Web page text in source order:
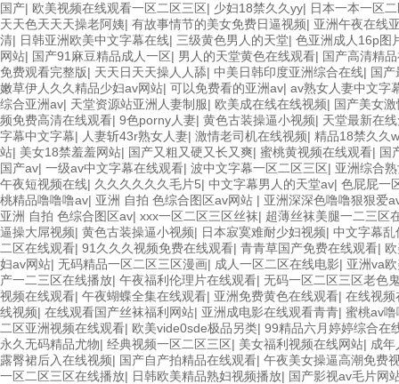
国产| 欧美视频在线观看一区二区三区| 少妇18禁久久yy| 日本一本一区
天天色天天天操老阿姨| 有故事情节的美女免费日逼视频| 亚洲午夜在线
清| 日韩亚洲欧美中文字幕在线| 三级黄色男人的天堂| 色亚洲成人16p图
网站| 国产91麻豆精品成人一区| 男人的天堂黄色在线观看| 国产高清精
免费观看完整版| 天天日天天操人人舔| 中美日韩印度亚洲综合在线| 国
嫩草伊人久久精品少妇av网站| 可以免费看的亚洲av| av熟女人妻中文字
综合亚洲av| 天堂资源站亚洲人妻制服| 欧美成在线在线视频| 国产美女
频免费高清在线观看| 9色porny人妻| 黄色古装操逼小视频| 天堂最新在
字幕中文字幕| 人妻斩43r熟女人妻| 激情老司机在线视频| 精品18禁久久
站| 美女18禁羞羞网站| 国产又粗又硬又长又爽| 蜜桃黄视频在线观看| 国
国产av| 一级av中文字幕在线观看| 波中文字幕一区二区三区| 亚洲综合
午夜短视频在线| 久久久久久久毛片5| 中文字幕男人的天堂av| 色屁屁一
桃精品噜噜噜av| 亚洲 自拍 色综合图区av网站 | 亚洲深深色噜噜狠狠爱
亚洲 自拍 色综合图区av| xxx一区二区三区丝袜| 超薄丝袜美腿一二三区
逼操大屌视频| 黄色古装操逼小视频| 日本寂寞难耐少妇视频| 中文字幕乱
二区在线观看| 91久久久视频免费在线观看| 青青草国产免费在线观看|
妇av网站| 无码精品一区二区三区漫画| 成人一区二区在线电影| 亚洲va
产一二三区在线播放| 午夜福利伦理片在线观看| 无码一区二区三区老色
视频在线观看| 午夜蝴蝶全集在线观看| 亚洲免费黄色在线观看| 在线视频
线视频| 在线观看国产丝袜福利网站| 亚洲成电影在线观看青青| 蜜桃av
二区亚洲视频在线观看| 欧美vide0sde极品另类| 99精品六月婷婷综合在
永久无码精品尤物| 经典视频一区二区三区| 美女福利视频在线网站| 成年
露臀裙后入在线视频| 国产自产拍精品在线观看| 午夜美女操逼高潮免费
一区二区三区在线播放| 日韩欧美精品熟妇视频播放| 国产影视av毛片网